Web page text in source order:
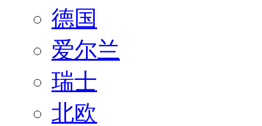
德国
爱尔兰
瑞士
北欧